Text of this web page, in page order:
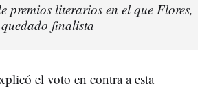
premios literarios en el que Flores,
finalista
el voto en contra a esta